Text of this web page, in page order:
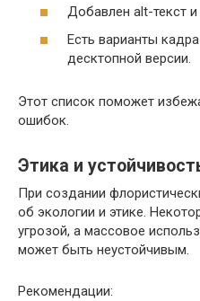
Добавлен alt-текст
Есть варианты
десктопной версии.
Этот список поможет
ошибок.
Этика и
При создании
об экологии и этике.
угрозой, а массовое
может быть неустойчивым.
Рекомендации: